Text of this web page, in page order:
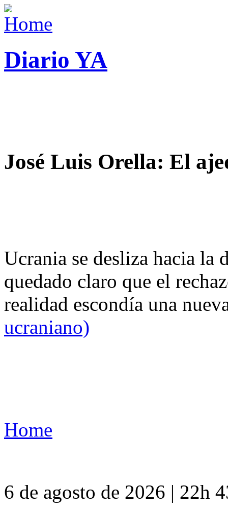
Diario YA
José Luis Orella: El
Ucrania se desliza hacia
quedado claro que el
realidad escondía una
ucraniano)
Home
6 de agosto de 2026 | 22h